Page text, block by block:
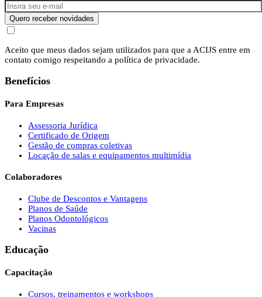
Quero receber novidades
Aceito que meus dados sejam utilizados para que a ACIJS entre em
contato comigo respeitando a política de privacidade.
Benefícios
Para Empresas
Assessoria Jurídica
Certificado de Origem
Gestão de compras coletivas
Locação de salas e equipamentos multimídia
Colaboradores
Clube de Descontos e Vantagens
Planos de Saúde
Planos Odontológicos
Vacinas
Educação
Capacitação
Cursos, treinamentos e workshops